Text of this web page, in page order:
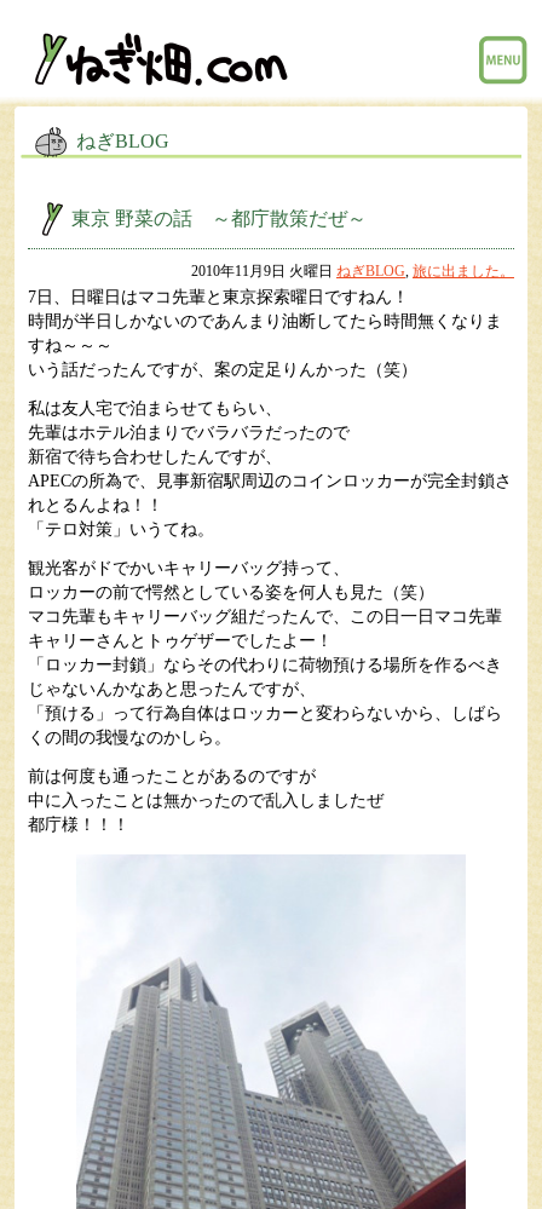
menu
ねぎBLOG
東京 野菜の話 ～都庁散策だぜ～
2010年11月9日 火曜日 ねぎBLOG, 旅に出ました。
7日、日曜日はマコ先輩と東京探索曜日ですねん！
時間が半日しかないのであんまり油断してたら時間無くなりま
すね～～～
いう話だったんですが、案の定足りんかった（笑）
私は友人宅で泊まらせてもらい、
先輩はホテル泊まりでバラバラだったので
新宿で待ち合わせしたんですが、
APECの所為で、見事新宿駅周辺のコインロッカーが完全封鎖さ
れとるんよね！！
「テロ対策」いうてね。
観光客がドでかいキャリーバッグ持って、
ロッカーの前で愕然としている姿を何人も見た（笑）
マコ先輩もキャリーバッグ組だったんで、この日一日マコ先輩
キャリーさんとトゥゲザーでしたよー！
「ロッカー封鎖」ならその代わりに荷物預ける場所を作るべき
じゃないんかなあと思ったんですが、
「預ける」って行為自体はロッカーと変わらないから、しばら
くの間の我慢なのかしら。
前は何度も通ったことがあるのですが
中に入ったことは無かったので乱入しましたぜ
都庁様！！！